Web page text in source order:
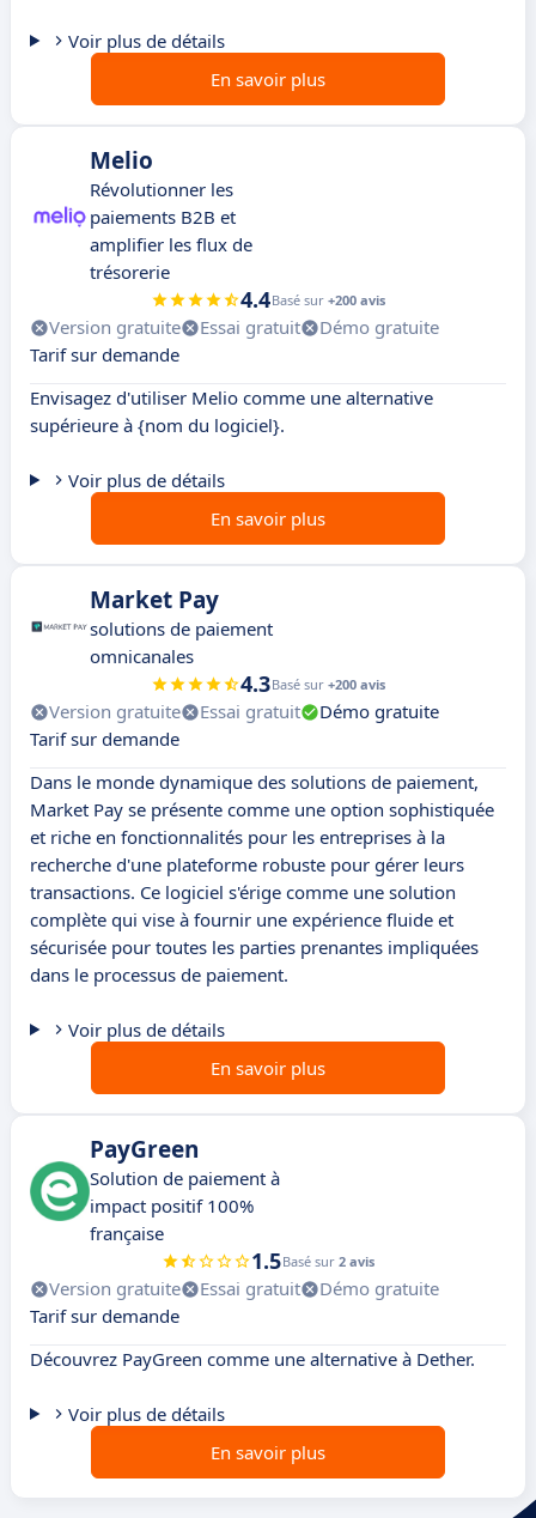
Voir plus de détails
En savoir plus
Melio
Révolutionner les
paiements B2B et
amplifier les flux de
trésorerie
4.4Basé sur +200 avis
Version gratuite Essai gratuit
Démo gratuite
Tarif sur demande
Envisagez d'utiliser Melio comme une alternative
supérieure à {nom du logiciel}.
Voir plus de détails
En savoir plus
Market Pay
solutions de paiement
omnicanales
4.3Basé sur +200 avis
Version gratuite Essai gratuit
Démo gratuite
Tarif sur demande
Dans le monde dynamique des solutions de paiement,
Market Pay se présente comme une option sophistiquée
et riche en fonctionnalités pour les entreprises à la
recherche d'une plateforme robuste pour gérer leurs
transactions. Ce logiciel s'érige comme une solution
complète qui vise à fournir une expérience fluide et
sécurisée pour toutes les parties prenantes impliquées
dans le processus de paiement.
Voir plus de détails
En savoir plus
PayGreen
Solution de paiement à
impact positif 100%
française
1.5Basé sur 2 avis
Version gratuite Essai gratuit
Démo gratuite
Tarif sur demande
Découvrez PayGreen comme une alternative à Dether.
Voir plus de détails
En savoir plus